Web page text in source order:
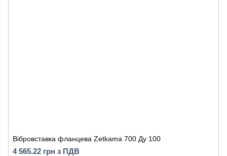
Вібровставка фланцева Zetkama 700 Ду 100
4 565.22 грн з ПДВ